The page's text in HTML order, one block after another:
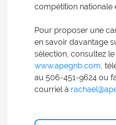
compétition nationale
Pour proposer une
en savoir davantage
sélection, consultez le
www.apegnb.com,
au 506-451-9624 ou
courriel à